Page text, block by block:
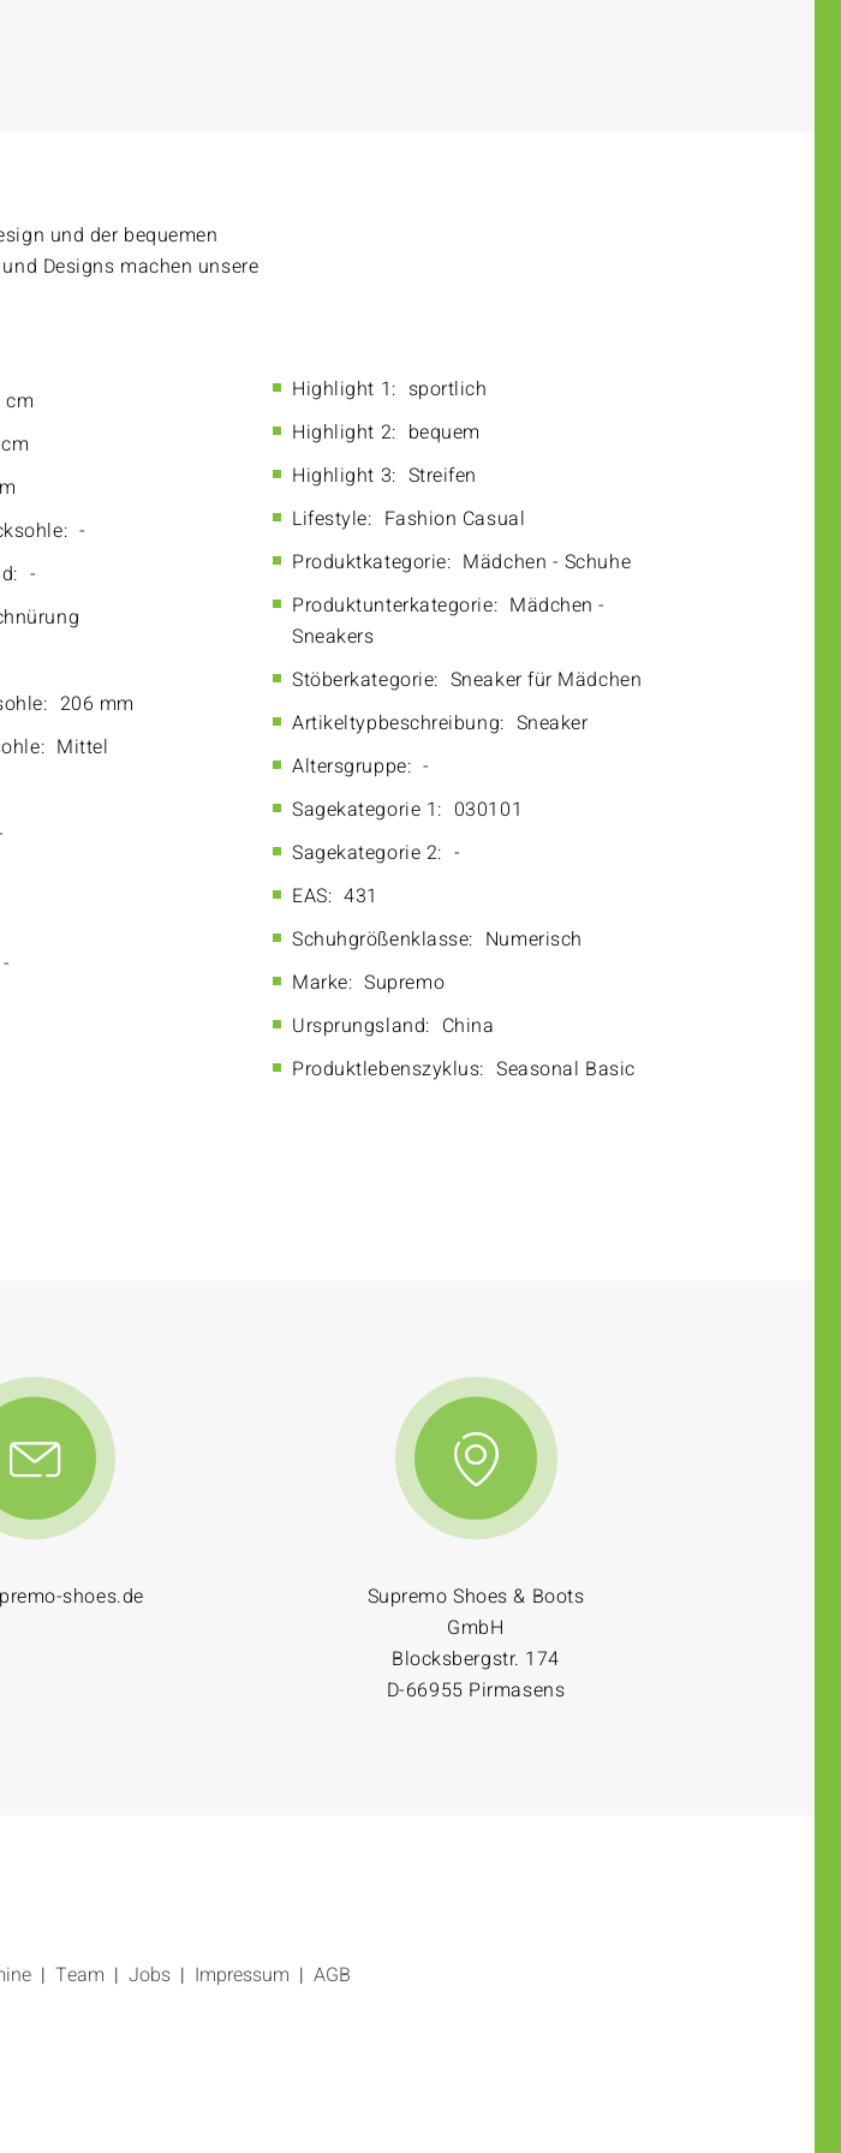
und der bequemen
Designs machen unsere
cm
-
-
206 mm
Mittel
-
Highlight 1: sportlich
Highlight 2: bequem
Highlight 3: Streifen
Lifestyle: Fashion Casual
Produktkategorie: Mädchen - Schuhe
Produktunterkategorie: Mädchen -
Sneakers
Stöberkategorie: Sneaker für Mädchen
Artikeltypbeschreibung: Sneaker
Altersgruppe: -
Sagekategorie 1: 030101
Sagekategorie 2: -
EAS: 431
Schuhgrößenklasse: Numerisch
Marke: Supremo
Ursprungsland: China
Produktlebenszyklus: Seasonal Basic
shoes.de
Supremo Shoes & Boots
GmbH
Blocksbergstr. 174
D-66955 Pirmasens
Team Jobs Impressum AGB